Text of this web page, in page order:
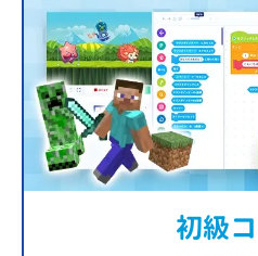
初級